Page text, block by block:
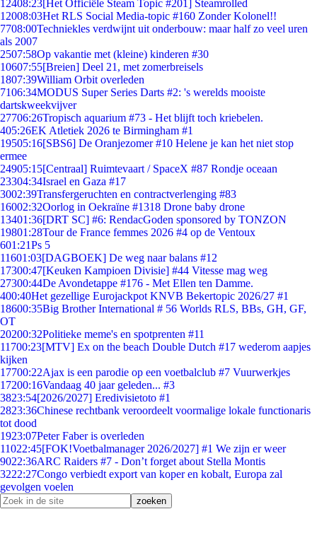
12408:23[Het Officiële Steam Topic #201] Steamrolled
12008:03Het RLS Social Media-topic #160 Zonder Kolonel!!
7708:00Techniekles verdwijnt uit onderbouw: maar half zo veel uren
als 2007
2507:58Op vakantie met (kleine) kinderen #30
10607:55[Breien] Deel 21, met zomerbreisels
1807:39William Orbit overleden
7106:34MODUS Super Series Darts #2: 's werelds mooiste
dartskweekvijver
27706:26Tropisch aquarium #73 - Het blijft toch kriebelen.
405:26EK Atletiek 2026 te Birmingham #1
19505:16[SBS6] De Oranjezomer #10 Helene je kan het niet stop
ermee
24905:15[Centraal] Ruimtevaart / SpaceX #87 Rondje oceaan
23304:34Israel en Gaza #17
3002:39Transfergeruchten en contractverlenging #83
16002:32Oorlog in Oekraïne #1318 Drone baby drone
13401:36[DRT SC] #6: RendacGoden sponsored by TONZON
19801:28Tour de France femmes 2026 #4 op de Ventoux
601:21Ps 5
11601:03[DAGBOEK] De weg naar balans #12
17300:47[Keuken Kampioen Divisie] #44 Vitesse mag weg
27300:44De Avondetappe #176 - Met Ellen ten Damme.
400:40Het gezellige Eurojackpot KNVB Bekertopic 2026/27 #1
18600:35Big Brother International # 56 Worlds RLS, BBs, GH, GF,
OT
20200:32Politieke meme's en spotprenten #11
11700:23[MTV] Ex on the beach Double Dutch #17 wederom aapjes
kijken
17700:22Ajax is een parodie op een voetbalclub #7 Vuurwerkjes
17200:16Vandaag 40 jaar geleden... #3
3823:54[2026/2027] Eredivisietoto #1
2823:36Chinese rechtbank veroordeelt voormalige lokale functionaris
tot dood
1923:07Peter Faber is overleden
11022:45[FOK!Voetbalmanager 2026/2027] #1 We zijn er weer
9022:36ARC Raiders #7 - Don’t forget about Stella Montis
3222:27Congo verbiedt export van koper en kobalt, Europa zal
gevolgen voelen